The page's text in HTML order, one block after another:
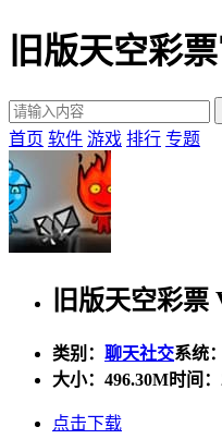
旧版天空彩
首页 软件 游戏 排行 专题
旧版天空彩票
类别： 聊天社交系统
大小： 496.30M时间
点击下载